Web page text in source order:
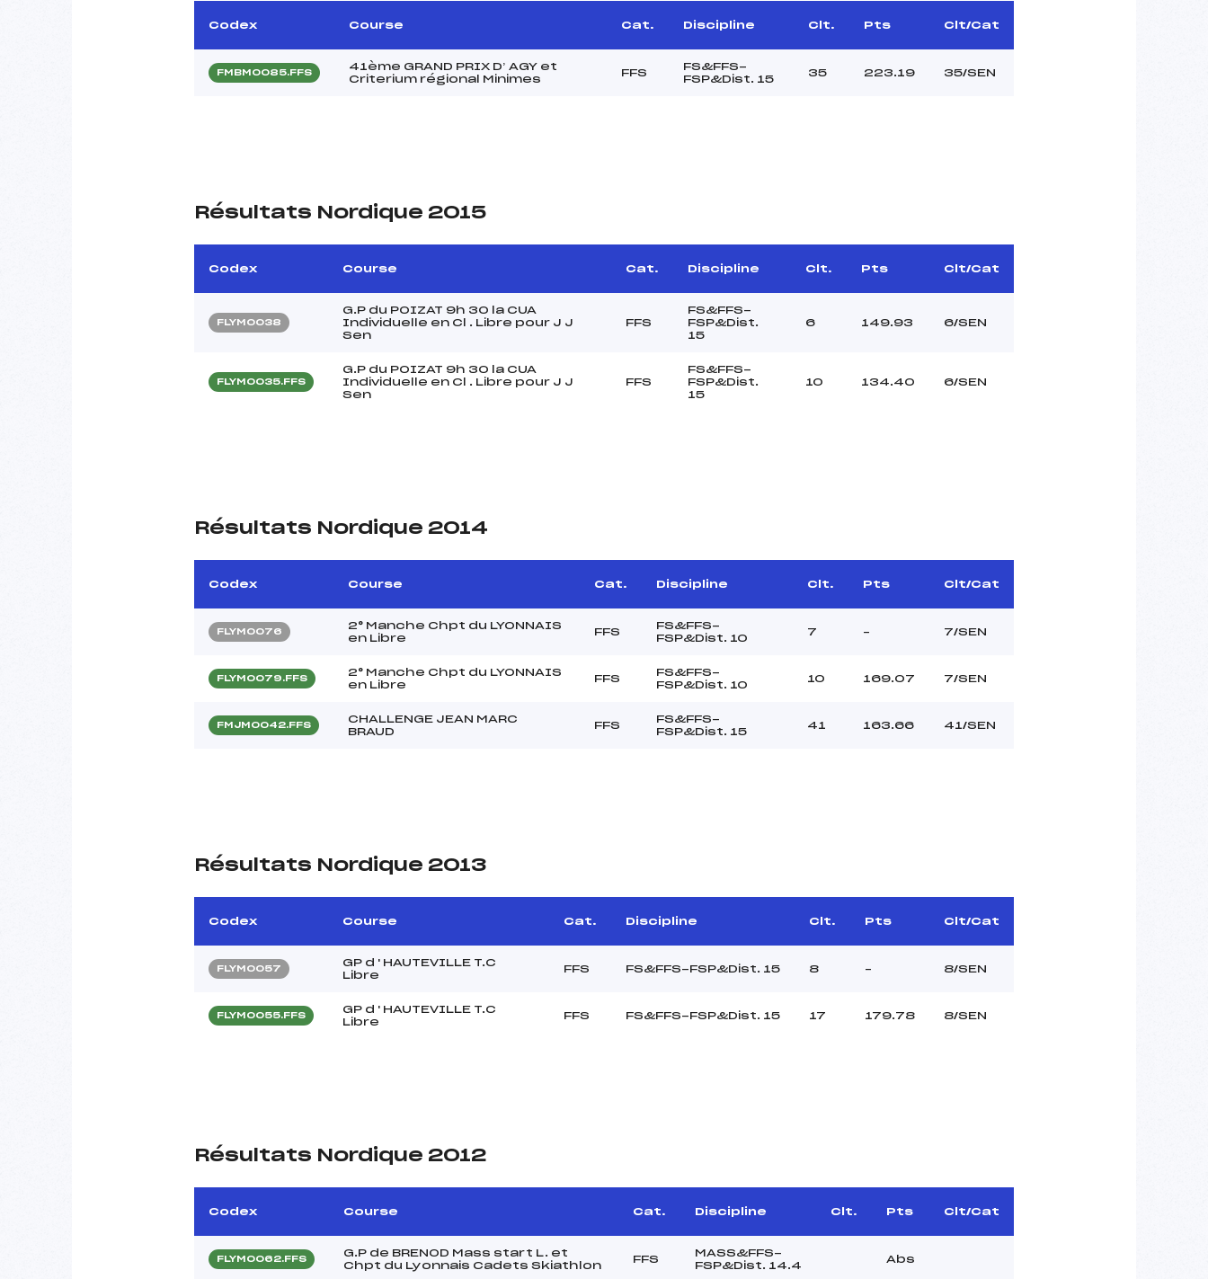
Codex Course Cat. Discipline Clt. Pts Clt/Cat
FMBM0085.FFS
41ème GRAND PRIX D’ AGY et
Criterium régional Minimes
FFS
FS&FFS-
FSP&Dist. 15
35 223.19 35/SEN
Résultats Nordique 2015
Codex Course Cat. Discipline Clt. Pts Clt/Cat
FLYM0038
G.P du POIZAT 9h 30 la CUA
Individuelle en Cl . Libre pour J J
Sen
FFS
FS&FFS-
FSP&Dist.
15
6 149.93 6/SEN
FLYM0035.FFS
G.P du POIZAT 9h 30 la CUA
Individuelle en Cl . Libre pour J J
Sen
FFS
FS&FFS-
FSP&Dist.
15
10 134.40 6/SEN
Résultats Nordique 2014
Codex Course Cat. Discipline Clt. Pts Clt/Cat
FLYM0076
2° Manche Chpt du LYONNAIS
en Libre
FFS
FS&FFS-
FSP&Dist. 10
7 – 7/SEN
FLYM0079.FFS
2° Manche Chpt du LYONNAIS
en Libre
FFS
FS&FFS-
FSP&Dist. 10
10 169.07 7/SEN
FMJM0042.FFS
CHALLENGE JEAN MARC
BRAUD
FFS
FS&FFS-
FSP&Dist. 15
41 163.66 41/SEN
Résultats Nordique 2013
Codex Course Cat. Discipline Clt. Pts Clt/Cat
FLYM0057
GP d ' HAUTEVILLE T.C
Libre
FFS FS&FFS-FSP&Dist. 15 8 – 8/SEN
FLYM0055.FFS
GP d ' HAUTEVILLE T.C
Libre
FFS FS&FFS-FSP&Dist. 15 17 179.78 8/SEN
Résultats Nordique 2012
Codex Course Cat. Discipline Clt. Pts Clt/Cat
FLYM0062.FFS
G.P de BRENOD Mass start L. et
Chpt du Lyonnais Cadets Skiathlon
FFS
MASS&FFS-
FSP&Dist. 14.4
Abs